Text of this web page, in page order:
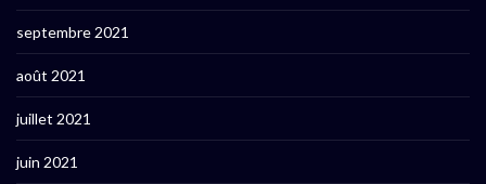
septembre 2021
août 2021
juillet 2021
juin 2021